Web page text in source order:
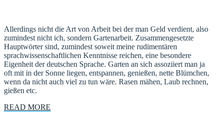
Allerdings nicht die Art von Arbeit bei der man Geld verdient, also
zumindest nicht ich, sondern Gartenarbeit. Zusammengesetzte
Hauptwörter sind, zumindest soweit meine rudimentären
sprachwissenschaftlichen Kenntnisse reichen, eine besondere
Eigenheit der deutschen Sprache. Garten an sich assoziiert man ja
oft mit in der Sonne liegen, entspannen, genießen, nette Blümchen,
wenn da nicht auch viel zu tun wäre. Rasen mähen, Laub rechnen,
gießen etc.
READ MORE